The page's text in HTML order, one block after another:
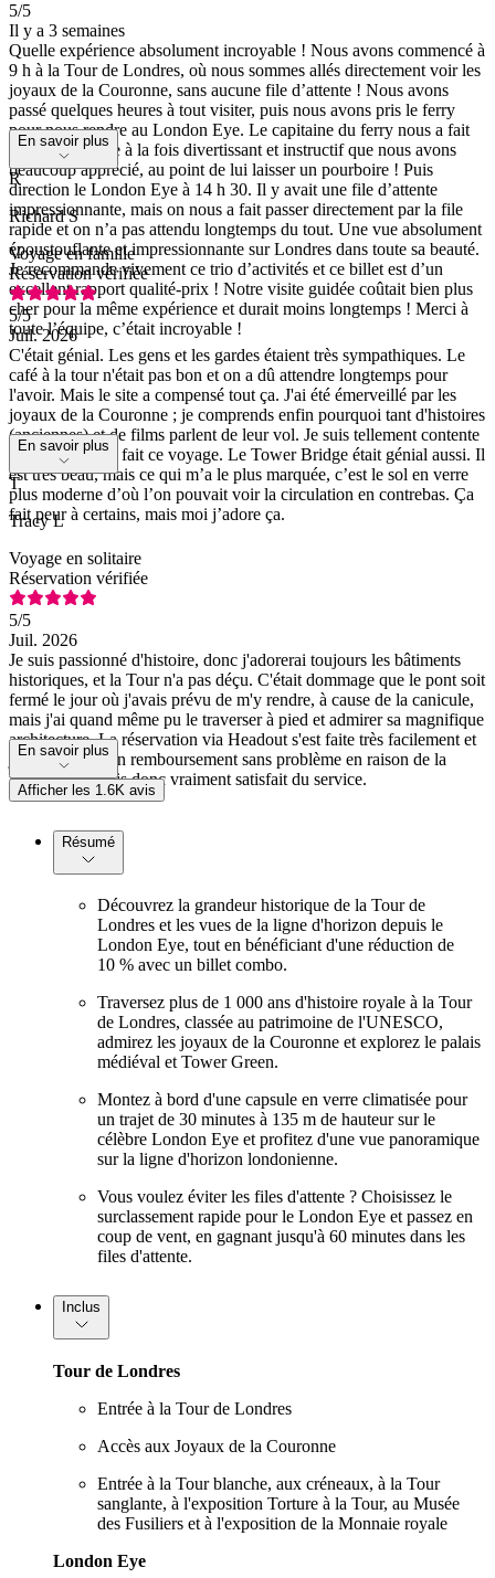
5/5
Il y a 3 semaines
Quelle expérience absolument incroyable ! Nous avons commencé à
9 h à la Tour de Londres, où nous sommes allés directement voir les
joyaux de la Couronne, sans aucune file d’attente ! Nous avons
passé quelques heures à tout visiter, puis nous avons pris le ferry
pour nous rendre au London Eye. Le capitaine du ferry nous a fait
un commentaire à la fois divertissant et instructif que nous avons
beaucoup apprécié, au point de lui laisser un pourboire ! Puis
direction le London Eye à 14 h 30. Il y avait une file d’attente
impressionnante, mais on nous a fait passer directement par la file
rapide et on n’a pas attendu longtemps du tout. Une vue absolument
époustouflante et impressionnante sur Londres dans toute sa beauté.
Je recommande vivement ce trio d’activités et ce billet est d’un
excellent rapport qualité-prix ! Notre visite guidée coûtait bien plus
cher pour la même expérience et durait moins longtemps ! Merci à
toute l’équipe, c’était incroyable !
En savoir plus
R
Richard S
Voyage en famille
Réservation vérifiée
5/5
Juil. 2026
C'était génial. Les gens et les gardes étaient très sympathiques. Le
café à la tour n'était pas bon et on a dû attendre longtemps pour
l'avoir. Mais le site a compensé tout ça. J'ai été émerveillé par les
joyaux de la Couronne ; je comprends enfin pourquoi tant d'histoires
(anciennes) et de films parlent de leur vol. Je suis tellement contente
que nous ayons fait ce voyage. Le Tower Bridge était génial aussi. Il
est très beau, mais ce qui m’a le plus marquée, c’est le sol en verre
plus moderne d’où l’on pouvait voir la circulation en contrebas. Ça
fait peur à certains, mais moi j’adore ça.
En savoir plus
T
Tracy L
Voyage en solitaire
Réservation vérifiée
5/5
Juil. 2026
Je suis passionné d'histoire, donc j'adorerai toujours les bâtiments
historiques, et la Tour n'a pas déçu. C'était dommage que le pont soit
fermé le jour où j'avais prévu de m'y rendre, à cause de la canicule,
mais j'ai quand même pu le traverser à pied et admirer sa magnifique
architecture. La réservation via Headout s'est faite très facilement et
j'ai pu obtenir un remboursement sans problème en raison de la
fermeture, je suis donc vraiment satisfait du service.
En savoir plus
Afficher les 1.6K avis
Résumé
Découvrez la grandeur historique de la Tour de
Londres et les vues de la ligne d'horizon depuis le
London Eye, tout en bénéficiant d'une réduction de
10 % avec un billet combo.
Traversez plus de 1 000 ans d'histoire royale à la Tour
de Londres, classée au patrimoine de l'UNESCO,
admirez les joyaux de la Couronne et explorez le palais
médiéval et Tower Green.
Montez à bord d'une capsule en verre climatisée pour
un trajet de 30 minutes à 135 m de hauteur sur le
célèbre London Eye et profitez d'une vue panoramique
sur la ligne d'horizon londonienne.
Vous voulez éviter les files d'attente ? Choisissez le
surclassement rapide pour le London Eye et passez en
coup de vent, en gagnant jusqu'à 60 minutes dans les
files d'attente.
Inclus
Tour de Londres
Entrée à la Tour de Londres
Accès aux Joyaux de la Couronne
Entrée à la Tour blanche, aux créneaux, à la Tour
sanglante, à l'exposition Torture à la Tour, au Musée
des Fusiliers et à l'exposition de la Monnaie royale
London Eye